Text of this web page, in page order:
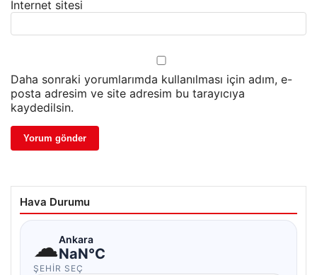
İnternet sitesi
Daha sonraki yorumlarımda kullanılması için adım, e-
posta adresim ve site adresim bu tarayıcıya
kaydedilsin.
Hava Durumu
☁Ankara
NaN°C
ŞEHIR SEÇ